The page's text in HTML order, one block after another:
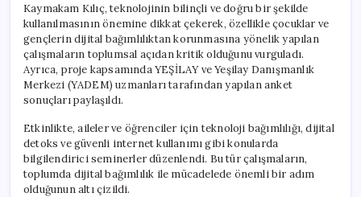
Kaymakam Kılıç, teknolojinin bilinçli ve doğru bir şekilde
kullanılmasının önemine dikkat çekerek, özellikle çocuklar ve
gençlerin dijital bağımlılıktan korunmasına yönelik yapılan
çalışmaların toplumsal açıdan kritik olduğunu vurguladı.
Ayrıca, proje kapsamında YEŞİLAY ve Yeşilay Danışmanlık
Merkezi (YADEM) uzmanları tarafından yapılan anket
sonuçları paylaşıldı.
Etkinlikte, aileler ve öğrenciler için teknoloji bağımlılığı, dijital
detoks ve güvenli internet kullanımı gibi konularda
bilgilendirici seminerler düzenlendi. Bu tür çalışmaların,
toplumda dijital bağımlılık ile mücadelede önemli bir adım
olduğunun altı çizildi.